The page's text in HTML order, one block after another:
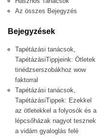
Az összes Bejegyzés
Bejegyzések
Tapétázási tanácsok,
TapétázásiTippjeink: Ötletek
tinédzserszobákhoz wow
faktorral
Tapétázási tanácsok,
TapétázásiTippek: Ezekkel
az ötletekkel a folyosók és a
lépcsőházak nagyot tesznek
a vidám gyaloglás felé